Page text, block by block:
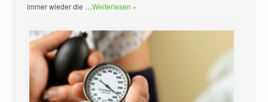
immer wieder die …Weiterlesen »